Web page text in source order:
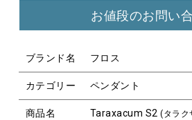
お値段のお問い
ブランド名 フロス
カテゴリー ペンダント
商品名 Taraxacum S2(タラク